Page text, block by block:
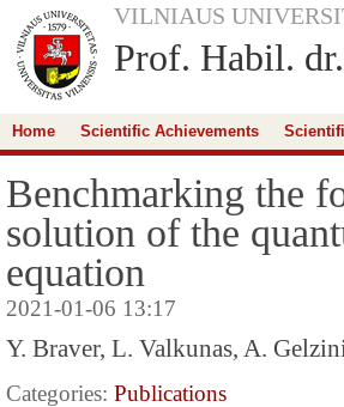
VILNIAUS
Prof. Habil.
Home Scientific Achievements
Benchmarking the
solution of the
equation
2021-01-06 13:17
Y. Braver, L. Valkunas, A.
Categories: Publications